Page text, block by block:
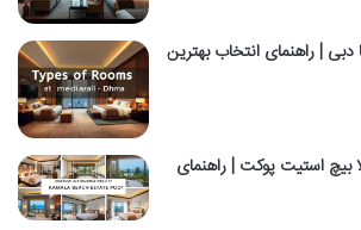
دبی | راهنمای انتخاب بهترین
بیچ استیت پوکت | راهنمای